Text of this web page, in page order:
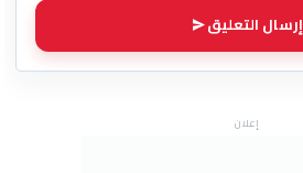
إرسال التعليق
إعلان